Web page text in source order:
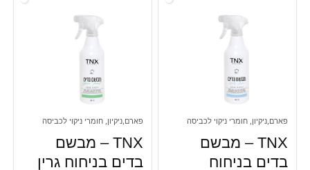
פארם,ניקיון, חומרי ניקוי לכביסה
TNX – מבשם
בדים בניחוח
פארם,ניקיון, חומרי ניקוי לכביסה
TNX – מבשם
בדים בניחוח גרין